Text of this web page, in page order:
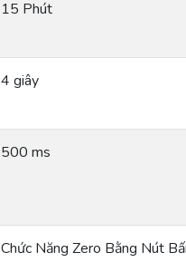
15 Phút
4 giây
500 ms
Chức Năng Zero Bằng Nút